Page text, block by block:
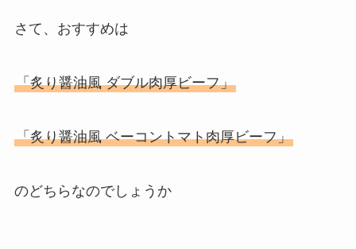
さて、おすすめは
「炙り醤油風 ダブル肉厚ビーフ」
「炙り醤油風 ベーコントマト肉厚ビーフ」
のどちらなのでしょうか